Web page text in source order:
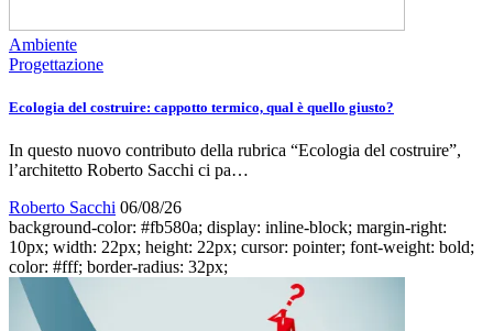
Ambiente
Progettazione
Ecologia del costruire: cappotto termico, qual è quello giusto?
In questo nuovo contributo della rubrica “Ecologia del costruire”,
l’architetto Roberto Sacchi ci pa…
Roberto Sacchi 06/08/26
background-color: #fb580a; display: inline-block; margin-right:
10px; width: 22px; height: 22px; cursor: pointer; font-weight: bold;
color: #fff; border-radius: 32px;